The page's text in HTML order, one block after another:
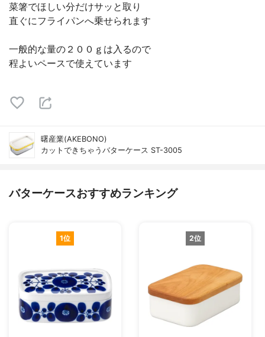
菜箸でほしい分だけサッと取り
直ぐにフライパンへ乗せられます
一般的な量の２００ｇは入るので
程よいペースで使えています
曙産業(AKEBONO)
カットできちゃうバターケース ST-3005
バターケースおすすめランキング
1位 2位